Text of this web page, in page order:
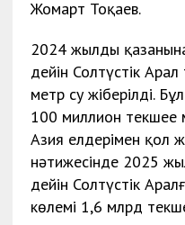
Жомарт Тоқаев.
2024 жылдың
дейін Солтүстік Арал
метр су жіберілді.
100 миллион текшее
Азия елдерімен қол
нәтижесінде 2025
дейін Солтүстік
көлемі 1,6 млрд